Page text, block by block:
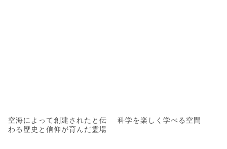
空海によって創建されたと伝
わる歴史と信仰が育んだ霊場
科学を楽しく学べる空間